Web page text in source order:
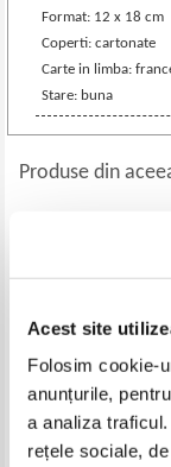
Acest site
Folosim cookie-
anunțurile,
a analiza
rețele sociale,
Format: 12 x 18 cm
Coperti: cartonate
Carte in limba:
Stare: buna
Produse din